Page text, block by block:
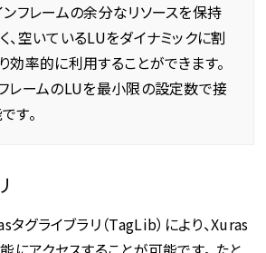
ンフレームの余分なリソースを保持
、空いているLUをダイナミックに割
効率的に利用することができます。
レームのLUを最小限の設定数で接
す。
グライブラリ（TagLib）により、Xuras